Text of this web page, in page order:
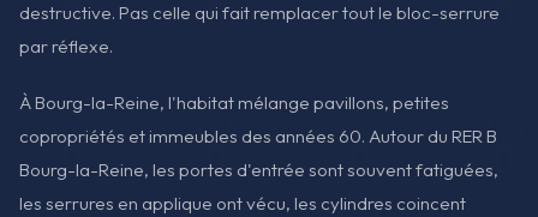
destructive. Pas celle qui fait remplacer tout le bloc-serrure
par réflexe.
À Bourg-la-Reine, l'habitat mélange pavillons, petites
copropriétés et immeubles des années 60. Autour du RER B
Bourg-la-Reine, les portes d'entrée sont souvent fatiguées,
les serrures en applique ont vécu, les cylindres coincent